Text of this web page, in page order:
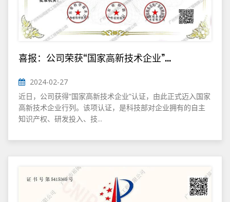
喜报：公司荣获“国家高新技术企业”...
2024-02-27
近日，公司获得“国家高新技术企业”认证，由此正式迈入国家
高新技术企业行列。该项认证，是科技部对企业拥有的自主
知识产权、研发投入、技...